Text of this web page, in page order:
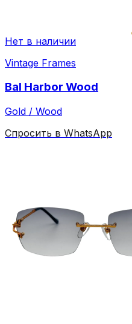
Нет в наличии
Vintage Frames
Bal Harbor Wood
Gold / Wood
Спросить в WhatsApp